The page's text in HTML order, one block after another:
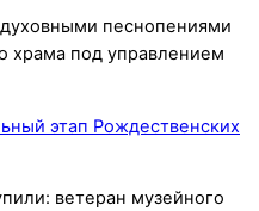
песнопениями
храма под управлением
ветеран музейного